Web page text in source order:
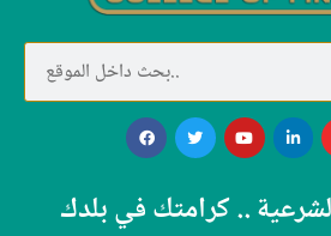
.. كرامتك في بلدك